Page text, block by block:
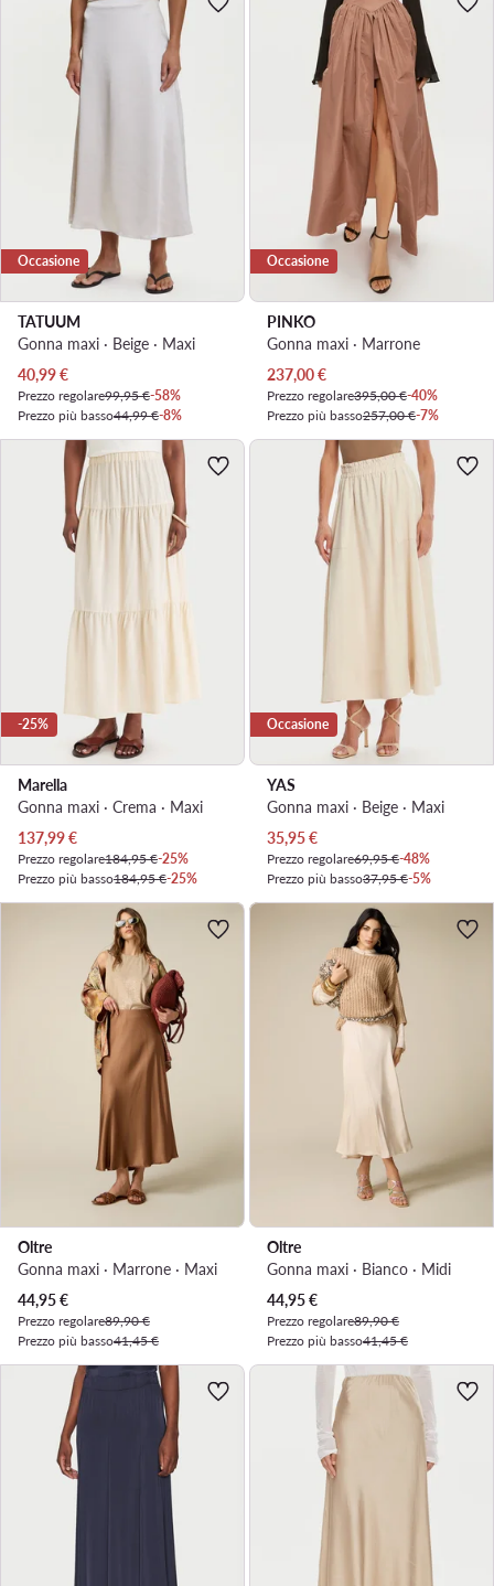
Occasione
TATUUM
Gonna maxi · Beige · Maxi
Prezzo attuale
40,99€
Prezzo regolare99,95 €-58%
Prezzo più basso44,99 €-8%
Occasione
PINKO
Gonna maxi · Marrone
Prezzo attuale
237,00€
Prezzo regolare395,00 €-40%
Prezzo più basso257,00 €-7%
-25%
Marella
Gonna maxi · Crema · Maxi
Prezzo attuale
137,99€
Prezzo regolare184,95 €-25%
Prezzo più basso184,95 €-25%
Occasione
YAS
Gonna maxi · Beige · Maxi
Prezzo attuale
35,95€
Prezzo regolare69,95 €-48%
Prezzo più basso37,95 €-5%
Oltre
Gonna maxi · Marrone · Maxi
Prezzo attuale
44,95€
Prezzo regolare89,90 €
Prezzo più basso41,45 €
Oltre
Gonna maxi · Bianco · Midi
Prezzo attuale
44,95€
Prezzo regolare89,90 €
Prezzo più basso41,45 €